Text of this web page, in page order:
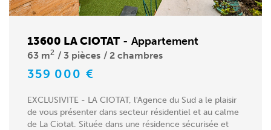
13600 LA CIOTAT - Appartement
63 m2 3 pièces 2 chambres
359 000 €
EXCLUSIVITE - LA CIOTAT, l'Agence du Sud a le plaisir
de vous présenter dans secteur résidentiel et au calme
de La Ciotat. Située dans une résidence sécurisée et